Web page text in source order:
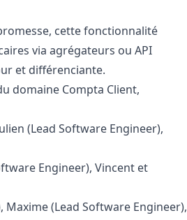
cette fonctionnalité
via agrégateurs ou API
et différenciante.
domaine Compta Client,
(Lead Software Engineer),
Engineer), Vincent et
Maxime (Lead Software Engineer),